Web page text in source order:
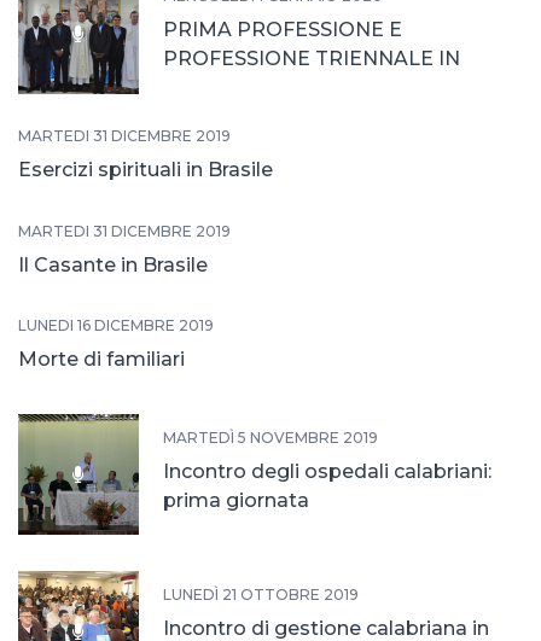
PRIMA PROFESSIONE E
PROFESSIONE TRIENNALE IN
MARTEDÌ 31 DICEMBRE 2019
Esercizi spirituali in Brasile
MARTEDÌ 31 DICEMBRE 2019
Il Casante in Brasile
LUNEDÌ 16 DICEMBRE 2019
Morte di familiari
MARTEDÌ 5 NOVEMBRE 2019
Incontro degli ospedali calabriani:
prima giornata
LUNEDÌ 21 OTTOBRE 2019
Incontro di gestione calabriana in